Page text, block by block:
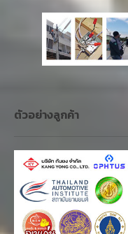
ตัวอย่างลูกค้า